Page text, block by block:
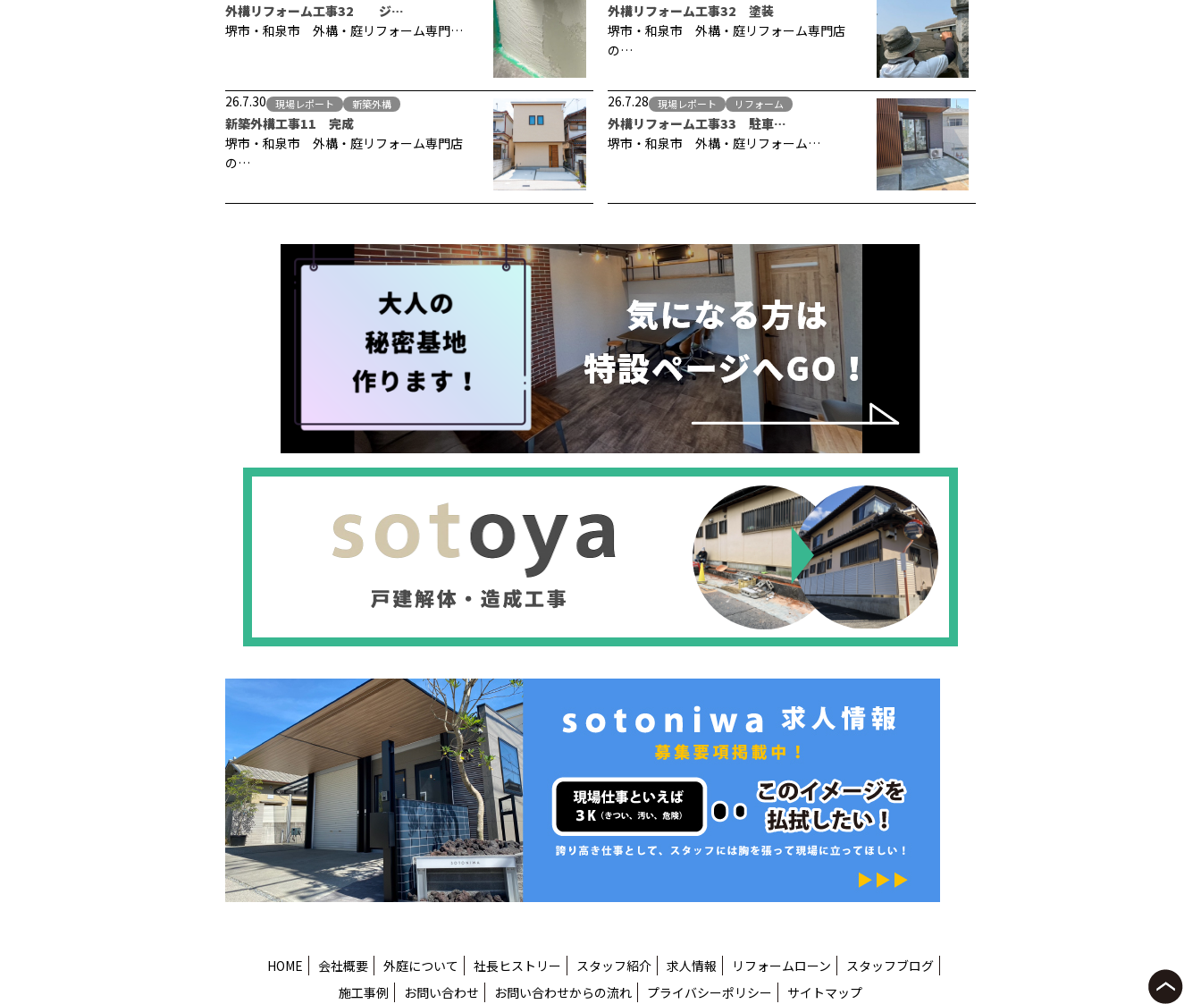
外構リフォーム工事32 ジ…
堺市・和泉市 外構・庭リフォーム専門…
外構リフォーム工事32 塗装
堺市・和泉市 外構・庭リフォーム専門店
の…
26.7.30 現場レポート 新築外構
新築外構工事11 完成
堺市・和泉市 外構・庭リフォーム専門店
の…
26.7.28 現場レポート リフォーム
外構リフォーム工事33 駐車…
堺市・和泉市 外構・庭リフォーム…
HOME 会社概要 外庭について 社長ヒストリー スタッフ紹介 求人情報 リフォームローン
スタッフブログ
施工事例
お問い合わせ お問い合わせからの流れ プライバシーポリシー サイトマップ